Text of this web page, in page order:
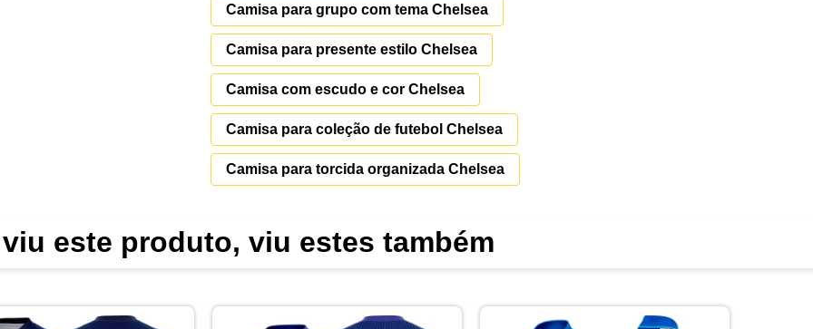
Camisa para grupo com tema Chelsea
Camisa para presente estilo Chelsea
Camisa com escudo e cor Chelsea
Camisa para coleção de futebol Chelsea
Camisa para torcida organizada Chelsea
este produto, viu estes também